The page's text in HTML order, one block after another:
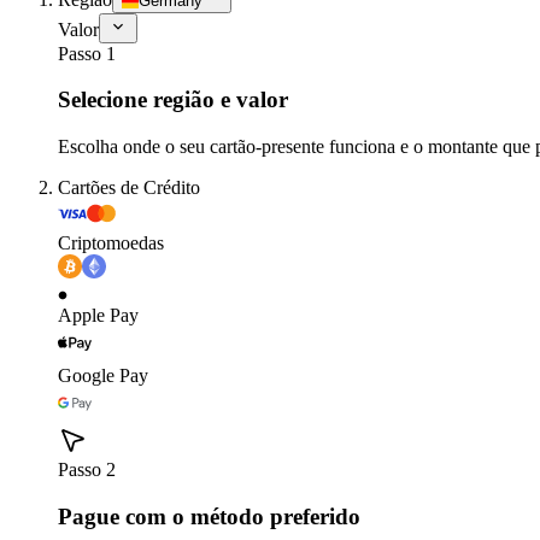
Valor
Passo 1
Selecione região e valor
Escolha onde o seu cartão-presente funciona e o montante que
Cartões de Crédito
Criptomoedas
Apple Pay
Google Pay
Passo 2
Pague com o método preferido